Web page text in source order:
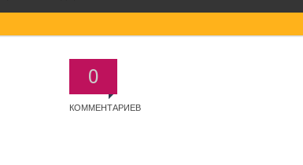
0
КОММЕНТАРИЕВ